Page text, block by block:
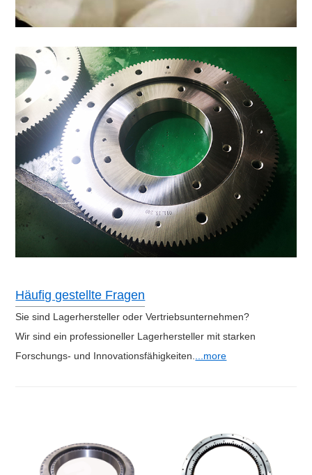
Häufig gestellte Fragen
Sie sind Lagerhersteller oder Vertriebsunternehmen?
Wir sind ein professioneller Lagerhersteller mit starken
Forschungs- und Innovationsfähigkeiten....more